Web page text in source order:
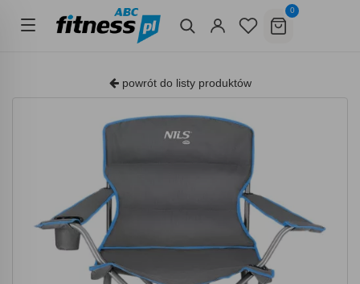
0
powrót do listy produktów